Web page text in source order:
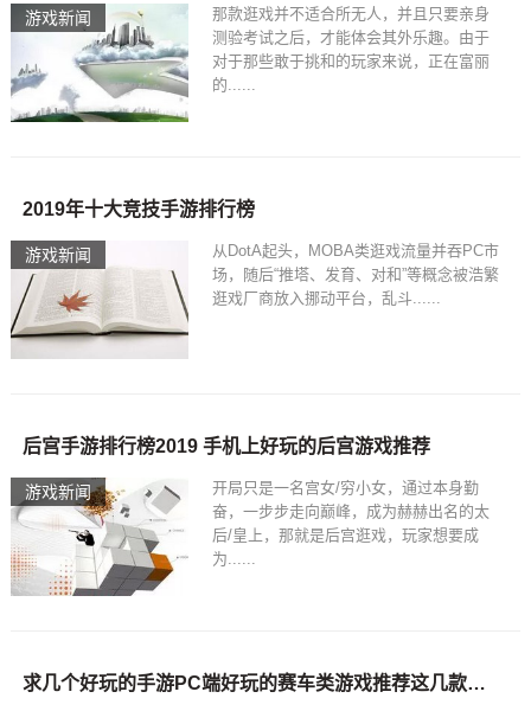
游戏新闻
那款逛戏并不适合所无人，并且只要亲身
测验考试之后，才能体会其外乐趣。由于
对于那些敢于挑和的玩家来说，正在富丽
的......
游戏新闻
2019年十大竞技手游排行榜
从DotA起头，MOBA类逛戏流量并吞PC市
场，随后“推塔、发育、对和”等概念被浩繁
逛戏厂商放入挪动平台，乱斗......
游戏新闻
后宫手游排行榜2019 手机上好玩的后宫游戏推荐
开局只是一名宫女/穷小女，通过本身勤
奋，一步步走向巅峰，成为赫赫出名的太
后/皇上，那就是后宫逛戏，玩家想要成
为......
求几个好玩的手游PC端好玩的赛车类游戏推荐这几款游戏你都玩过么？